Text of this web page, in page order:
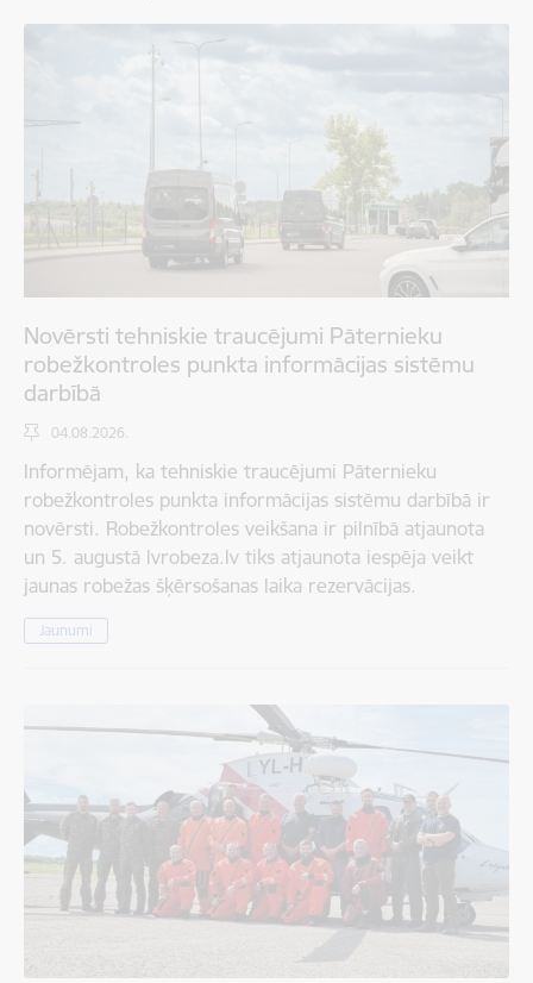
Novērsti tehniskie traucējumi Pāternieku
robežkontroles punkta informācijas sistēmu
darbībā
04.08.2026.
Informējam, ka tehniskie traucējumi Pāternieku
robežkontroles punkta informācijas sistēmu darbībā ir
novērsti. Robežkontroles veikšana ir pilnībā atjaunota
un 5. augustā lvrobeza.lv tiks atjaunota iespēja veikt
jaunas robežas šķērsošanas laika rezervācijas.
Jaunumi